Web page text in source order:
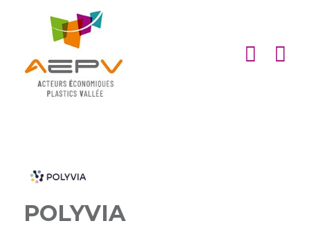
ACCUEIL
ASSOCIATION
Matinales
EMPLOI
POLYVIA
Cookies management panel